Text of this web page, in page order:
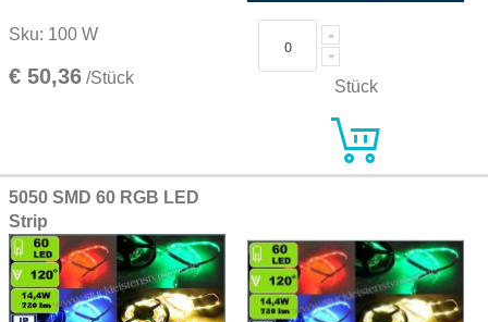
Sku: 100 W
€ 50,36 /Stück Stück
5050 SMD 60 RGB LED
Strip